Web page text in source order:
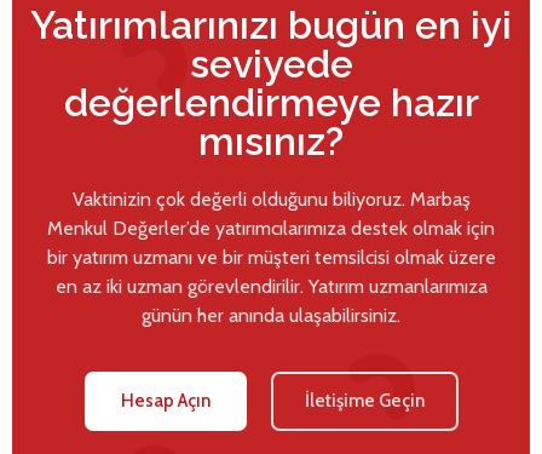
Yatırımlarınızı bugün en iyi
seviyede
değerlendirmeye hazır
mısınız?
Vaktinizin çok değerli olduğunu biliyoruz. Marbaş
Menkul Değerler’de yatırımcılarımıza destek olmak için
bir yatırım uzmanı ve bir müşteri temsilcisi olmak üzere
en az iki uzman görevlendirilir. Yatırım uzmanlarımıza
günün her anında ulaşabilirsiniz.
Hesap Açın İletişime Geçin